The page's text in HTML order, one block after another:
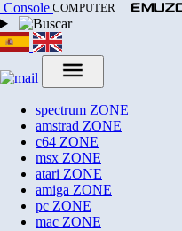
Console COMPUTER
spectrum ZONE
amstrad ZONE
c64 ZONE
msx ZONE
atari ZONE
amiga ZONE
pc ZONE
mac ZONE